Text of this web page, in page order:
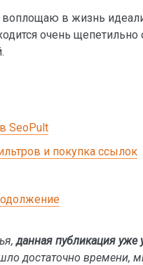
в жизнь
очень щепетильно
SeoPult
и покупка ссылок
данная публикация уже
достаточно времени,